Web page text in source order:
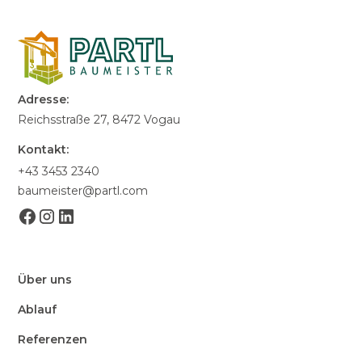
Adresse:
Reichsstraße 27, 8472 Vogau
Kontakt:
+43 3453 2340
baumeister@partl.com
Über uns
Ablauf
Referenzen